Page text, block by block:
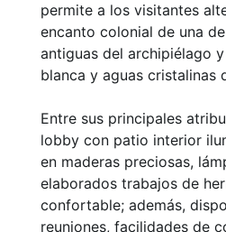
permite a los visitantes
encanto colonial de una
antiguas del archipiélago
blanca y aguas cristalinas
Entre sus principales
lobby con patio interior
en maderas preciosas,
elaborados trabajos de
confortable; además,
reuniones, facilidades de